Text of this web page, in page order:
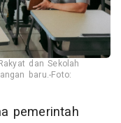
dan Sekolah
baru.-Foto:
pemerintah